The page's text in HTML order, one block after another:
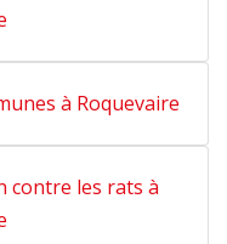
à Roquevaire
contre les rats à